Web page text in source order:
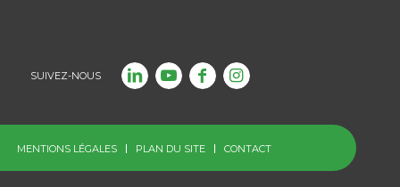
SUIVEZ-NOUS
MENTIONS LÉGALES PLAN DU SITE CONTACT